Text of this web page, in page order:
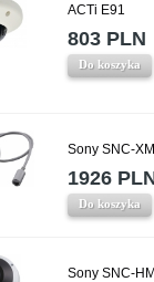
ACTi E91
803 PLN
Do koszyka
Sony SNC-
1926
Do koszyka
Sony SNC-